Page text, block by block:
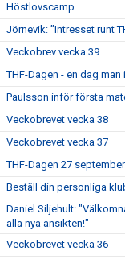
Höstlovscamp
Jörnevik: ”Intresset runt
Veckobrev vecka 39
THF-Dagen - en dag man
Paulsson inför första
Veckobrevet vecka 38
Veckobrevet vecka 37
THF-Dagen 27 september
Beställ din personliga
Daniel Siljehult:
alla nya ansikten!"
Veckobrevet vecka 36